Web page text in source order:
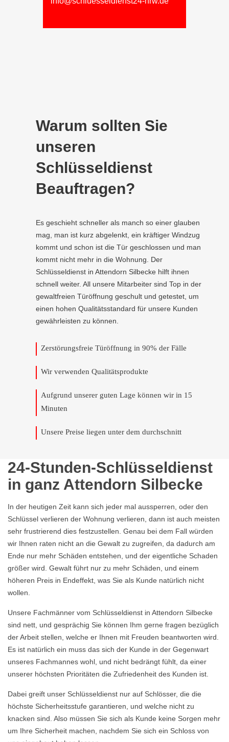
Warum sollten Sie
unseren
Schlüsseldienst
Beauftragen?
Es geschieht schneller als manch so einer glauben
mag, man ist kurz abgelenkt, ein kräftiger Windzug
kommt und schon ist die Tür geschlossen und man
kommt nicht mehr in die Wohnung. Der
Schlüsseldienst in Attendorn Silbecke hilft ihnen
schnell weiter. All unsere Mitarbeiter sind Top in der
gewaltfreien Türöffnung geschult und getestet, um
einen hohen Qualitätsstandard für unsere Kunden
gewährleisten zu können.
Zerstörungsfreie Türöffnung in 90% der Fälle
Wir verwenden Qualitätsprodukte
Aufgrund unserer guten Lage können wir in 15
Minuten
Unsere Preise liegen unter dem durchschnitt
24-Stunden-Schlüsseldienst
in ganz Attendorn Silbecke
In der heutigen Zeit kann sich jeder mal aussperren, oder den
Schlüssel verlieren der Wohnung verlieren, dann ist auch meisten
sehr frustrierend dies festzustellen. Genau bei dem Fall würden
wir Ihnen raten nicht an die Gewalt zu zugreifen, da dadurch am
Ende nur mehr Schäden entstehen, und der eigentliche Schaden
größer wird. Gewalt führt nur zu mehr Schäden, und einem
höheren Preis in Endeffekt, was Sie als Kunde natürlich nicht
wollen.
Unsere Fachmänner vom Schlüsseldienst in Attendorn Silbecke
sind nett, und gesprächig Sie können Ihm gerne fragen bezüglich
der Arbeit stellen, welche er Ihnen mit Freuden beantworten wird.
Es ist natürlich ein muss das sich der Kunde in der Gegenwart
unseres Fachmannes wohl, und nicht bedrängt fühlt, da einer
unserer höchsten Prioritäten die Zufriedenheit des Kunden ist.
Dabei greift unser Schlüsseldienst nur auf Schlösser, die die
höchste Sicherheitsstufe garantieren, und welche nicht zu
knacken sind. Also müssen Sie sich als Kunde keine Sorgen mehr
um Ihre Sicherheit machen, nachdem Sie sich ein Schloss von